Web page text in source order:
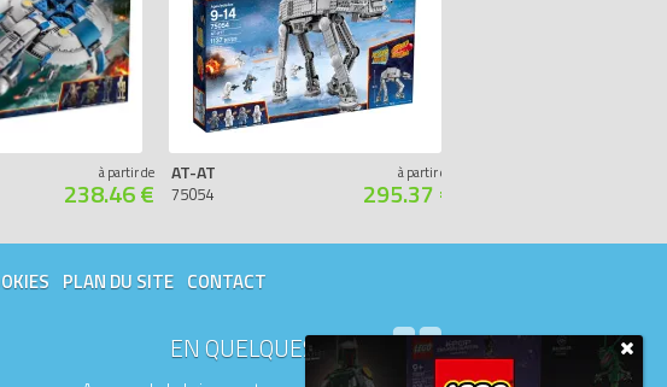
à partir de
238.46 €
AT-AT
75054
à partir de
295.37 €
PLAN DU SITE CONTACT
EN QUELQUES MOTS